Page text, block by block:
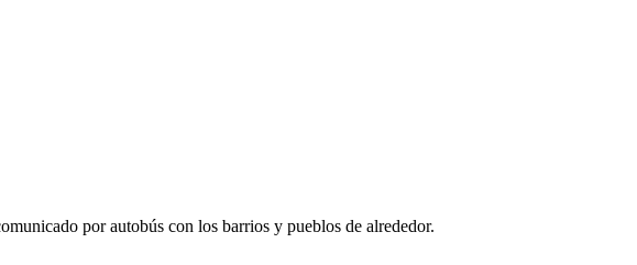
por autobús con los barrios y pueblos de alrededor.